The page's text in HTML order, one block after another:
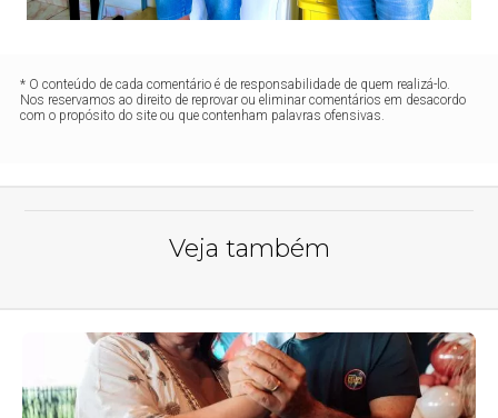
* O conteúdo de cada comentário é de responsabilidade de quem realizá-lo.
Nos reservamos ao direito de reprovar ou eliminar comentários em desacordo
com o propósito do site ou que contenham palavras ofensivas.
Veja também